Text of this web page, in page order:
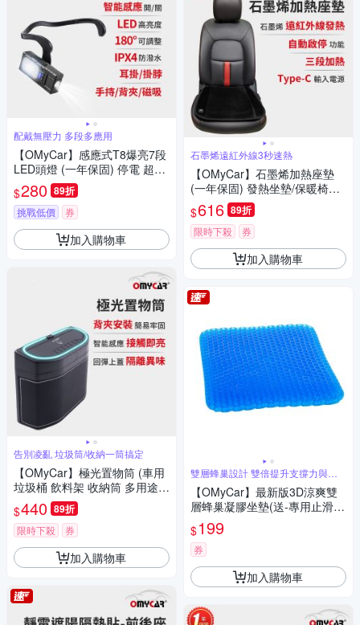
配戴無壓力 多段多應用
【OMyCar】感應式T8爆亮7段
LED頭燈 (一年保固) 停電 超強
光 釣魚頭燈 登山頭燈 工作燈
$280 89折
挑戰低價 券
加入購物車
告別凌亂 垃圾筒/收納一筒搞定
【OMyCar】極光置物筒 (車用
垃圾桶 飲料架 收納筒 多用途車
內收納杯 背夾安裝一插即用)
$440 89折
限時下殺 券
加入購物車
石墨烯遠紅外線3秒速熱
【OMyCar】石墨烯加熱座墊
(一年保固) 發熱坐墊/保暖椅墊/
三段調溫/居家辦公皆可
$616 89折
限時下殺 券
加入購物車
雙層蜂巢設計 雙倍提升支撐力與透
氣效果
【OMyCar】最新版3D涼爽雙
層蜂巢凝膠坐墊(送-專用止滑布
套收納袋)透氣釋壓 -快
$199
券
加入購物車